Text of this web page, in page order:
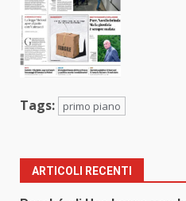
Tags: primo piano
ARTICOLI RECENTI